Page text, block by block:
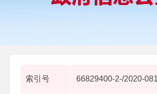
索引号 66829400-2-/2020-